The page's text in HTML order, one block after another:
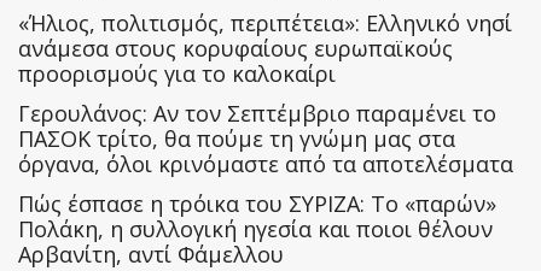
«Ήλιος, πολιτισμός, περιπέτεια»: Ελληνικό νησί
ανάμεσα στους κορυφαίους ευρωπαϊκούς
προορισμούς για το καλοκαίρι
Γερουλάνος: Αν τον Σεπτέμβριο παραμένει το
ΠΑΣΟΚ τρίτο, θα πούμε τη γνώμη μας στα
όργανα, όλοι κρινόμαστε από τα αποτελέσματα
Πώς έσπασε η τρόικα του ΣΥΡΙΖΑ: Το «παρών»
Πολάκη, η συλλογική ηγεσία και ποιοι θέλουν
Αρβανίτη, αντί Φάμελλου